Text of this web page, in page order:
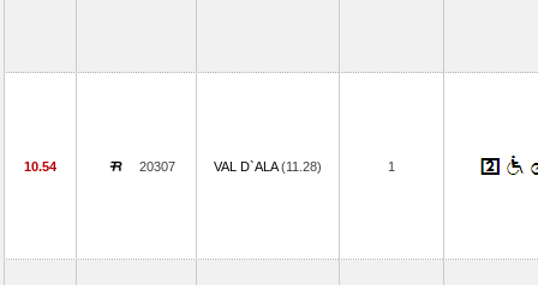
10.54 20307 VAL D`ALA(11.28) 1